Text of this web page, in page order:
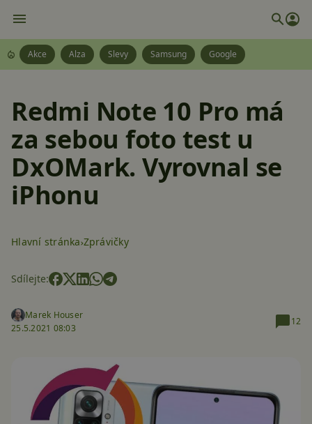
Akce Alza Slevy Samsung Google
Redmi Note 10 Pro má
za sebou foto test u
DxOMark. Vyrovnal se
iPhonu
Hlavní stránka Zprávičky
Sdílejte:
Marek Houser
25.5.2021 08:03
12